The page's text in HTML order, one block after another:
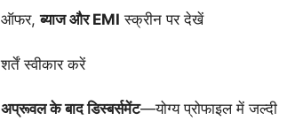
ऑफर,ब्याज और EMI स्क्रीन पर देखें
शर्तें स्वीकार करें
अप्रूवल के बाद डिस्बर्समेंट—योग्य प्रोफाइल में जल्दी